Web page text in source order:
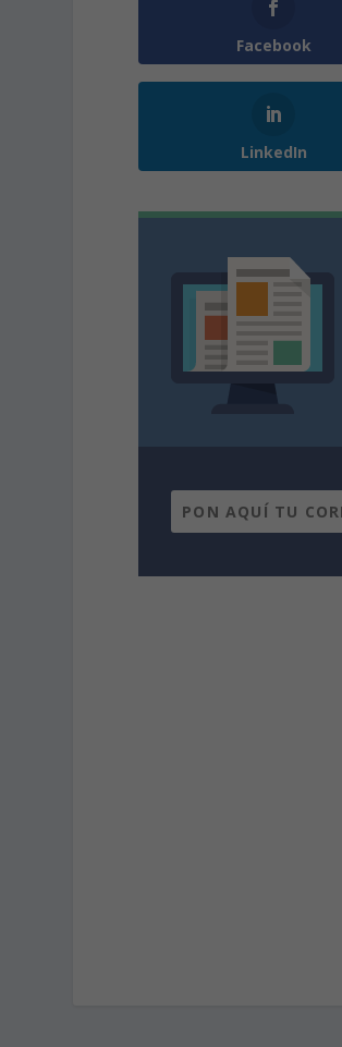
Facebook
LinkedIn